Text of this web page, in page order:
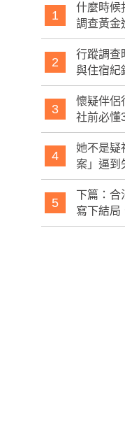
1
什麼時候
調查黃金
2
行蹤調查
與住宿紀
3
懷疑伴侶
社前必懂
4
她不是疑
案」逼到
5
下篇：合
寫下結局